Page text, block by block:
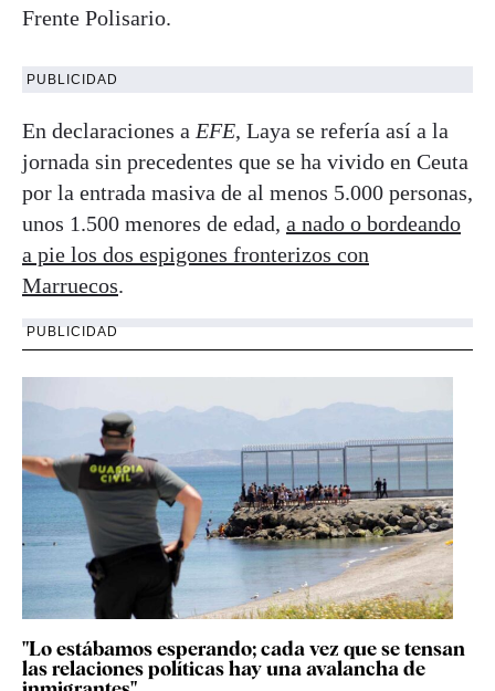
Frente Polisario.
PUBLICIDAD
En declaraciones a EFE, Laya se refería así a la
jornada sin precedentes que se ha vivido en Ceuta
por la entrada masiva de al menos 5.000 personas,
unos 1.500 menores de edad, a nado o bordeando
a pie los dos espigones fronterizos con
Marruecos.
PUBLICIDAD
"Lo estábamos esperando; cada vez que se tensan
las relaciones políticas hay una avalancha de